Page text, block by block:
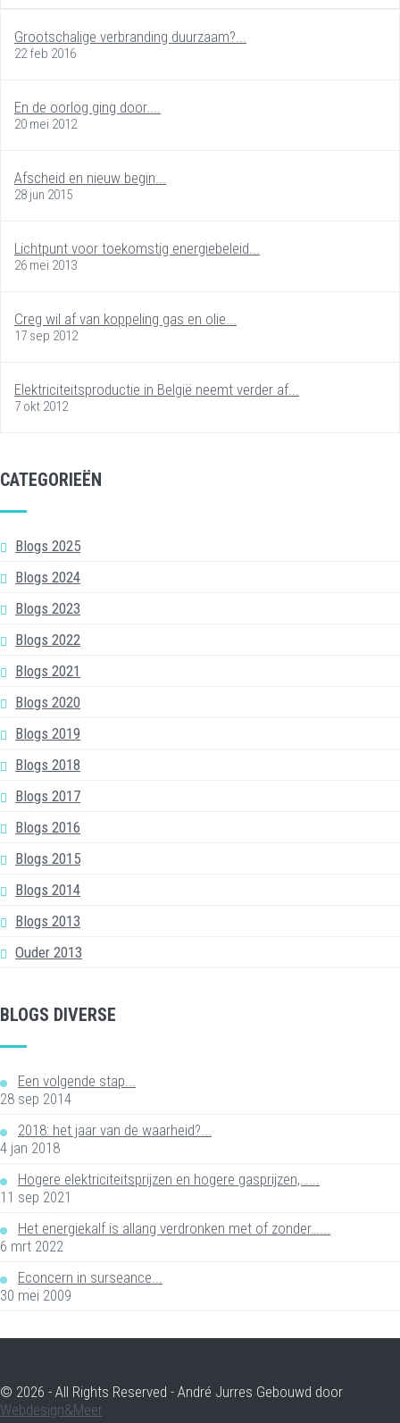
Grootschalige verbranding duurzaam?...
22 feb 2016
En de oorlog ging door....
20 mei 2012
Afscheid en nieuw begin...
28 jun 2015
Lichtpunt voor toekomstig energiebeleid...
26 mei 2013
Creg wil af van koppeling gas en olie...
17 sep 2012
Elektriciteitsproductie in België neemt verder af...
7 okt 2012
CATEGORIEËN
Blogs 2025
Blogs 2024
Blogs 2023
Blogs 2022
Blogs 2021
Blogs 2020
Blogs 2019
Blogs 2018
Blogs 2017
Blogs 2016
Blogs 2015
Blogs 2014
Blogs 2013
Ouder 2013
BLOGS DIVERSE
Een volgende stap...
28 sep 2014
2018: het jaar van de waarheid?...
4 jan 2018
Hogere elektriciteitsprijzen en hogere gasprijzen,…...
11 sep 2021
Het energiekalf is allang verdronken met of zonder…...
6 mrt 2022
Econcern in surseance...
30 mei 2009
© 2026 - All Rights Reserved - André Jurres Gebouwd door
Webdesign&Meer